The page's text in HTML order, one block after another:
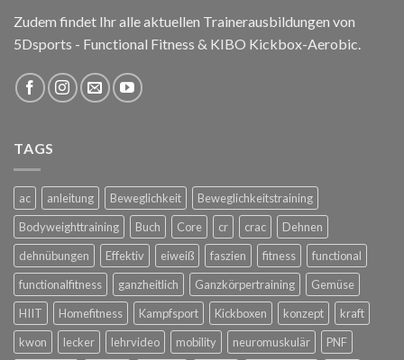
Zudem findet Ihr alle aktuellen Trainerausbildungen von
5Dsports - Functional Fitness & KIBO Kickbox-Aerobic.
TAGS
ac anleitung Beweglichkeit
Beweglichkeitstraining
Bodyweighttraining
Buch Core cr crac
Dehnen
dehnübungen
Effektiv eiweiß faszien fitness
functional
functionalfitness
ganzheitlich Ganzkörpertraining
Gemüse
HIIT
Homefitness Kampfsport Kickboxen konzept
kraft
kwon
lecker lehrvideo mobility neuromuskulär PNF